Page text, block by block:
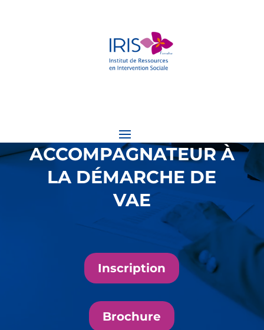
ACCOMPAGNATEUR À
LA DÉMARCHE DE
VAE
Inscription
Brochure